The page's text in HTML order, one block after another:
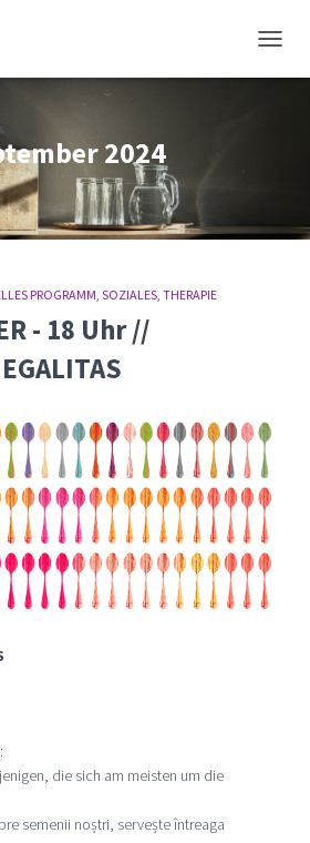
2024
PROGRAMM SOZIALES THERAPIE
- 18 Uhr //
die sich am meisten um die
semenii noștri, servește întreaga